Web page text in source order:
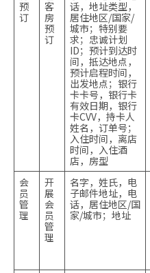
预
订
客
房
预
订
话，地址类型，
居住地区/国家/
城市；特别要
求；忠诚计划
ID；预计到达时
间，抵达地点，
预计启程时间，
出发地点；银行
卡卡号，银行卡
有效日期，银行
卡CVV，持卡人
姓名，订单号；
入住时间，离店
时间，入住酒
店，房型
会
员
管
理
开
展
会
员
管
理
名字，姓氏，电
子邮件地址，电
话，居住地区/国
家/城市；地址